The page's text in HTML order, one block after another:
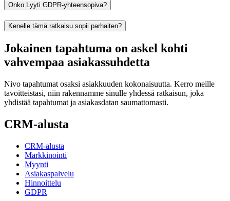
Onko Lyyti GDPR-yhteensopiva?
Kenelle tämä ratkaisu sopii parhaiten?
Jokainen tapahtuma on askel kohti
vahvempaa asiakassuhdetta
Nivo tapahtumat osaksi asiakkuuden kokonaisuutta. Kerro meille
tavoitteistasi, niin rakennamme sinulle yhdessä ratkaisun, joka
yhdistää tapahtumat ja asiakasdatan saumattomasti.
CRM-alusta
CRM-alusta
Markkinointi
Myynti
Asiakaspalvelu
Hinnoittelu
GDPR